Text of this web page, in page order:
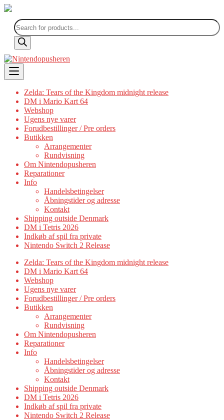
Products
search
Skip
to
content
Zelda: Tears of the Kingdom midnight release
DM i Mario Kart 64
Webshop
Ugens nye varer
Forudbestillinger / Pre orders
Butikken
Arrangementer
Rundvisning
Om Nintendopusheren
Reparationer
Info
Handelsbetingelser
Åbningstider og adresse
Kontakt
Shipping outside Denmark
DM i Tetris 2026
Indkøb af spil fra private
Nintendo Switch 2 Release
Zelda: Tears of the Kingdom midnight release
DM i Mario Kart 64
Webshop
Ugens nye varer
Forudbestillinger / Pre orders
Butikken
Arrangementer
Rundvisning
Om Nintendopusheren
Reparationer
Info
Handelsbetingelser
Åbningstider og adresse
Kontakt
Shipping outside Denmark
DM i Tetris 2026
Indkøb af spil fra private
Nintendo Switch 2 Release